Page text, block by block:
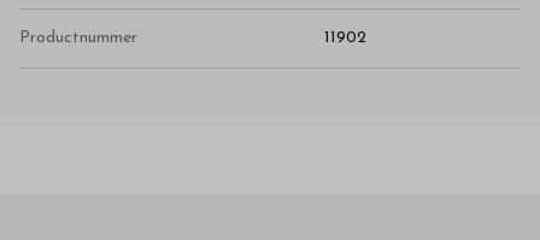
Productnummer 11902